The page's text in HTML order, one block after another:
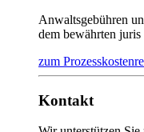
Anwaltsgebühren
dem bewährten juris
zum
Kontakt